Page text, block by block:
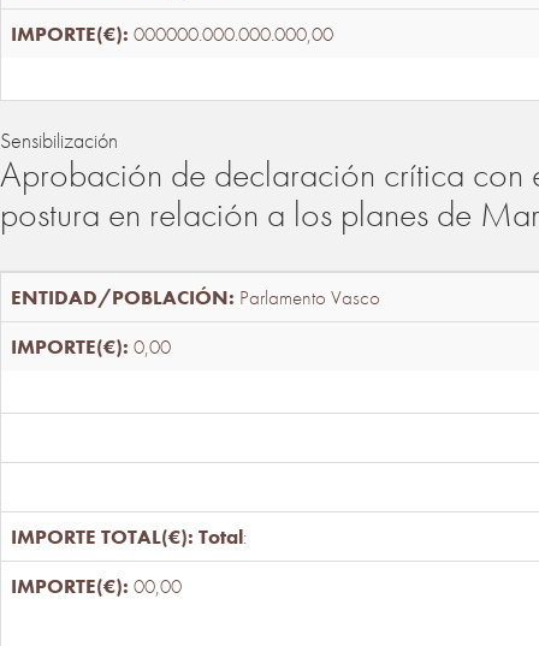
000000.000.000.000,00
Sensibilización
Aprobación de declaración crítica con
postura en relación a los planes de
Parlamento Vasco
0,00
Total:
00,00